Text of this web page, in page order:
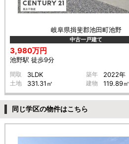
岐阜県揖斐郡池田町池野
中古一戸建て
3,980万円
池野駅 徒歩9分
間取 3LDK 築年 2022年
土地 331.31㎡ 建物 119.89㎡
同じ学区の物件はこちら